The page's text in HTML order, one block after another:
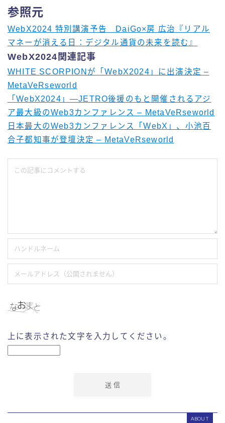
参照元
WebX2024 特別講演予告 DaiGo×房 広治『リアル
マネーが消える日：デジタル通貨の未来を読む』
WebX2024関連記事
WHITE SCORPIONが「WebX2024」に出演決定 –
MetaVeRseworld
「WebX2024」—JETRO後援のもと開催されるアジ
ア最大級のWeb3カンファレンス – MetaVeRseworld
日本最大のWeb3カンファレンス「WebX」、小池百
合子都知事が登壇決定 – MetaVeRseworld
上に表示された文字を入力してください。
ABOUT